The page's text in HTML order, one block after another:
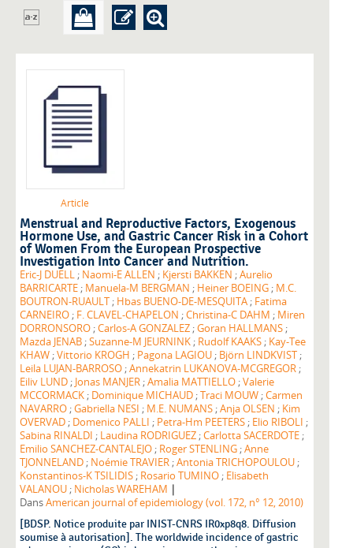
Article
Menstrual and Reproductive Factors, Exogenous
Hormone Use, and Gastric Cancer Risk in a Cohort
of Women From the European Prospective
Investigation Into Cancer and Nutrition.
Eric-J DUELL ; Naomi-E ALLEN ; Kjersti BAKKEN ;Aurelio
BARRICARTE ; Manuela-M BERGMAN ; Heiner BOEING ; M.C.
BOUTRON-RUAULT ; Hbas BUENO-DE-MESQUITA ; Fatima
CARNEIRO ; F. CLAVEL-CHAPELON ;Christina-C DAHM ; Miren
DORRONSORO ;Carlos-A GONZALEZ ;Goran HALLMANS ;
Mazda JENAB ;Suzanne-M JEURNINK ; Rudolf KAAKS ; Kay-Tee
KHAW ;Vittorio KROGH ; Pagona LAGIOU ; Björn LINDKVIST ;
Leila LUJAN-BARROSO ;Annekatrin LUKANOVA-MCGREGOR ;
Eiliv LUND ; Jonas MANJER ;Amalia MATTIELLO ;Valerie
MCCORMACK ; Dominique MICHAUD ;Traci MOUW ;Carmen
NAVARRO ;Gabriella NESI ; M.E. NUMANS ;Anja OLSEN ; Kim
OVERVAD ; Domenico PALLI ; Petra-Hm PEETERS ; Elio RIBOLI ;
Sabina RINALDI ; Laudina RODRIGUEZ ;Carlotta SACERDOTE ;
Emilio SANCHEZ-CANTALEJO ; Roger STENLING ;Anne
TJONNELAND ; Noémie TRAVIER ;Antonia TRICHOPOULOU ;
Konstantinos-K TSILIDIS ; Rosario TUMINO ; Elisabeth
VALANOU ; Nicholas WAREHAM |
DansAmerican journal of epidemiology (vol. 172, n° 12, 2010)
[BDSP. Notice produite par INIST-CNRS IR0xp8q8. Diffusion
soumise à autorisation]. The worldwide incidence of gastric